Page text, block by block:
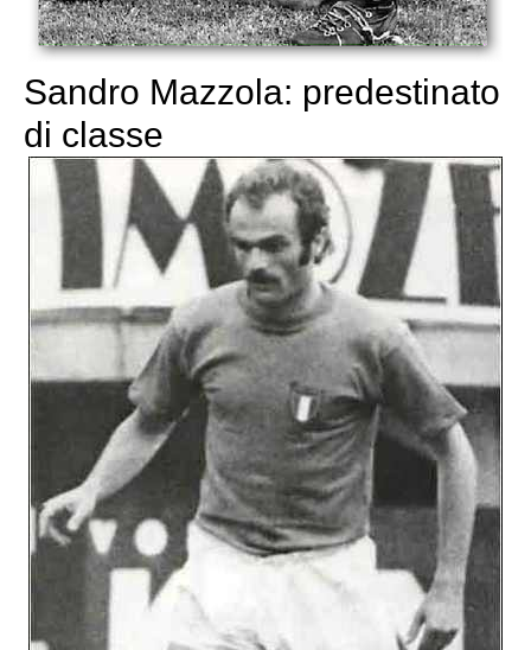
Sandro Mazzola: predestinato
di classe